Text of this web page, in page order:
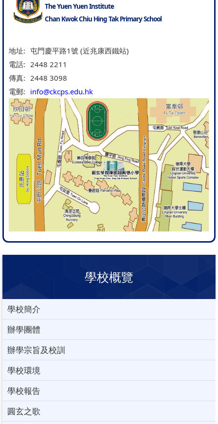
The Yuen Yuen Institute
Chan Kwok Chiu Hing Tak Primary School
地址: 屯門慶平路1號 (近兆康西鐵站)
電話: 2448 2211
傳真: 2448 3098
電郵: info@ckcps.edu.hk
學校概覽
學校簡介
辦學團體
辦學宗旨及校訓
學校環境
學校報告
圓玄之歌